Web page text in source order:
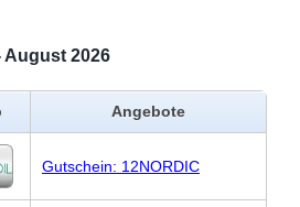
August 2026
Angebote
Gutschein: 12NORDIC